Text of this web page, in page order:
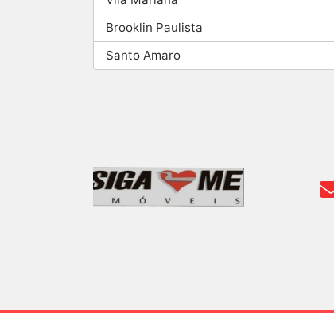
Brooklin Paulista
Santo Amaro